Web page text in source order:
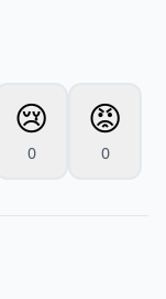
😢
0
😡
0